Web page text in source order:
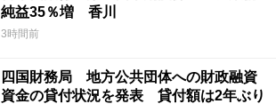
純益35％増 香川
3時間前
四国財務局 地方公共団体への財政融資
資金の貸付状況を発表 貸付額は2年ぶり